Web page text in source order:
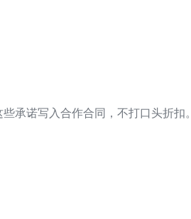
承诺写入合作合同，不打口头折扣。